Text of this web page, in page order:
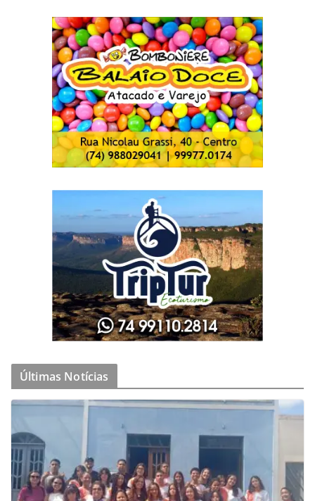
Últimas Notícias